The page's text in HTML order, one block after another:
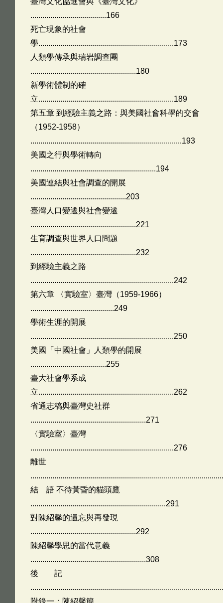
......................................166
死亡現象的社會
學....................................................................173
人類學傳承與瑞岩調查團
.....................................................180
新學術體制的確
立....................................................................189
第五章 到經驗主義之路：與美國社會科學的交會
（1952-1958）
............................................................................193
美國之行與學術轉向
...............................................................194
美國連結與社會調查的開展
................................................203
臺灣人口變遷與社會變遷
.....................................................221
生育調查與世界人口問題
.....................................................232
到經驗主義之路
........................................................................242
第六章 〈實驗室〉臺灣（1959-1966）
..........................................249
學術生涯的開展
........................................................................250
美國「中國社會」人類學的開展
......................................255
臺大社會學系成
立....................................................................262
省通志稿與臺灣史社群
..........................................................271
〈實驗室〉臺灣
........................................................................276
離世
結 語 不待黃昏的貓頭鷹
....................................................................291
對陳紹馨的遺忘與再發現
.....................................................292
陳紹馨學思的當代意義
..........................................................308
後 記
附錄一：陳紹馨簡